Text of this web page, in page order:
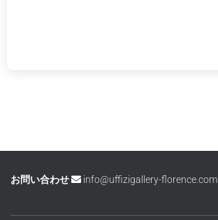
お問い合わせ info@uffizigallery-florence.com